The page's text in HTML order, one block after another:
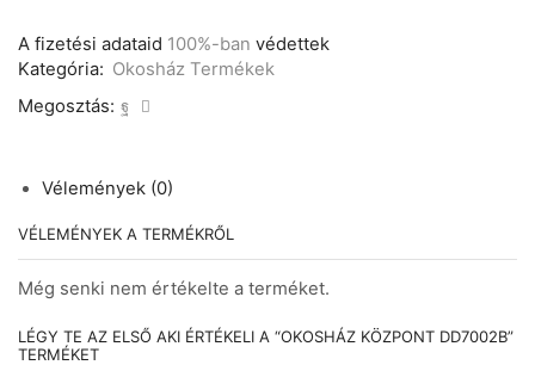
A fizetési adataid 100%-ban védettek
Kategória: Okosház Termékek
Megosztás:
Vélemények (0)
VÉLEMÉNYEK A TERMÉKRŐL
Még senki nem értékelte a terméket.
LÉGY TE AZ ELSŐ AKI ÉRTÉKELI A “OKOSHÁZ KÖZPONT DD7002B”
TERMÉKET